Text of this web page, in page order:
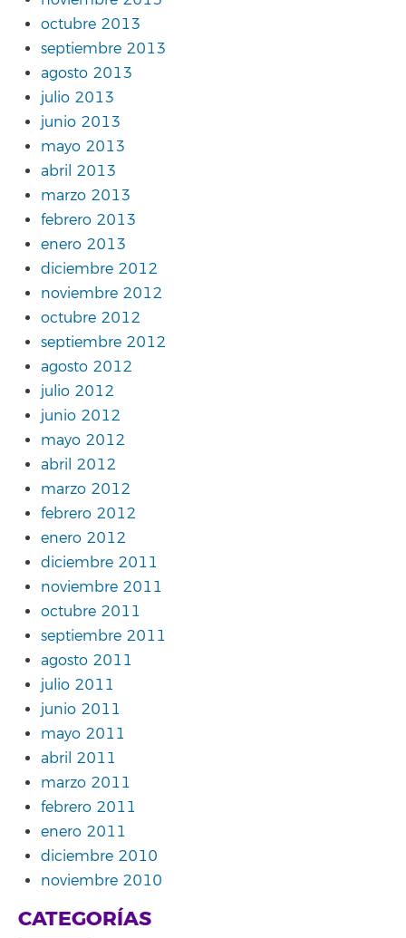
octubre 2013
septiembre 2013
agosto 2013
julio 2013
junio 2013
mayo 2013
abril 2013
marzo 2013
febrero 2013
enero 2013
diciembre 2012
noviembre 2012
octubre 2012
septiembre 2012
agosto 2012
julio 2012
junio 2012
mayo 2012
abril 2012
marzo 2012
febrero 2012
enero 2012
diciembre 2011
noviembre 2011
octubre 2011
septiembre 2011
agosto 2011
julio 2011
junio 2011
mayo 2011
abril 2011
marzo 2011
febrero 2011
enero 2011
diciembre 2010
noviembre 2010
CATEGORÍAS